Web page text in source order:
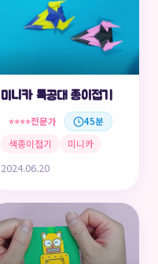
미니카 특공대 종이접기
⭐⭐⭐⭐전문가 45분
색종이접기 미니카
2024.06.20